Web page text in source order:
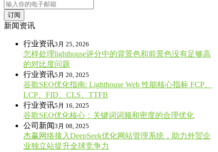
订阅
新闻资讯
行业资讯3月 25, 2026
怎样处理lighthouse评分中的背景色和前景色没有足够高
的对比度问题
行业资讯5月 20, 2025
谷歌SEO优化指南: Lighthouse Web 性能核心指标 FCP、
LCP、FID、CLS、TTFB
行业资讯5月 16, 2025
谷歌SEO优化核心：关键词词频和密度的合理优化
公司新闻3月 08, 2025
杰赢网络接入DeepSeek优化网站管理系统，助力外贸企
业独立站提升全球竞争力